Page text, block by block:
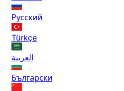
Русский
Türkçe
العربية
Български